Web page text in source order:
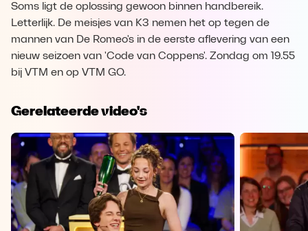
Soms ligt de oplossing gewoon binnen handbereik.
Letterlijk. De meisjes van K3 nemen het op tegen de
mannen van De Romeo's in de eerste aflevering van een
nieuw seizoen van 'Code van Coppens'. Zondag om 19.55
bij VTM en op VTM GO.
Gerelateerde video's